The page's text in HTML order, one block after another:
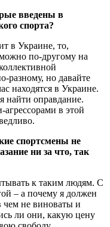
введены в
спорта?
в Украине, то,
по-другому на
разному, но давайте
находятся в Украине.
найти оправдание.
агрессорами в этой
спортсмены не
ни за что, так
к таким людям. С
– а почему я должен
чем не виноваты и
ли они, какую цену